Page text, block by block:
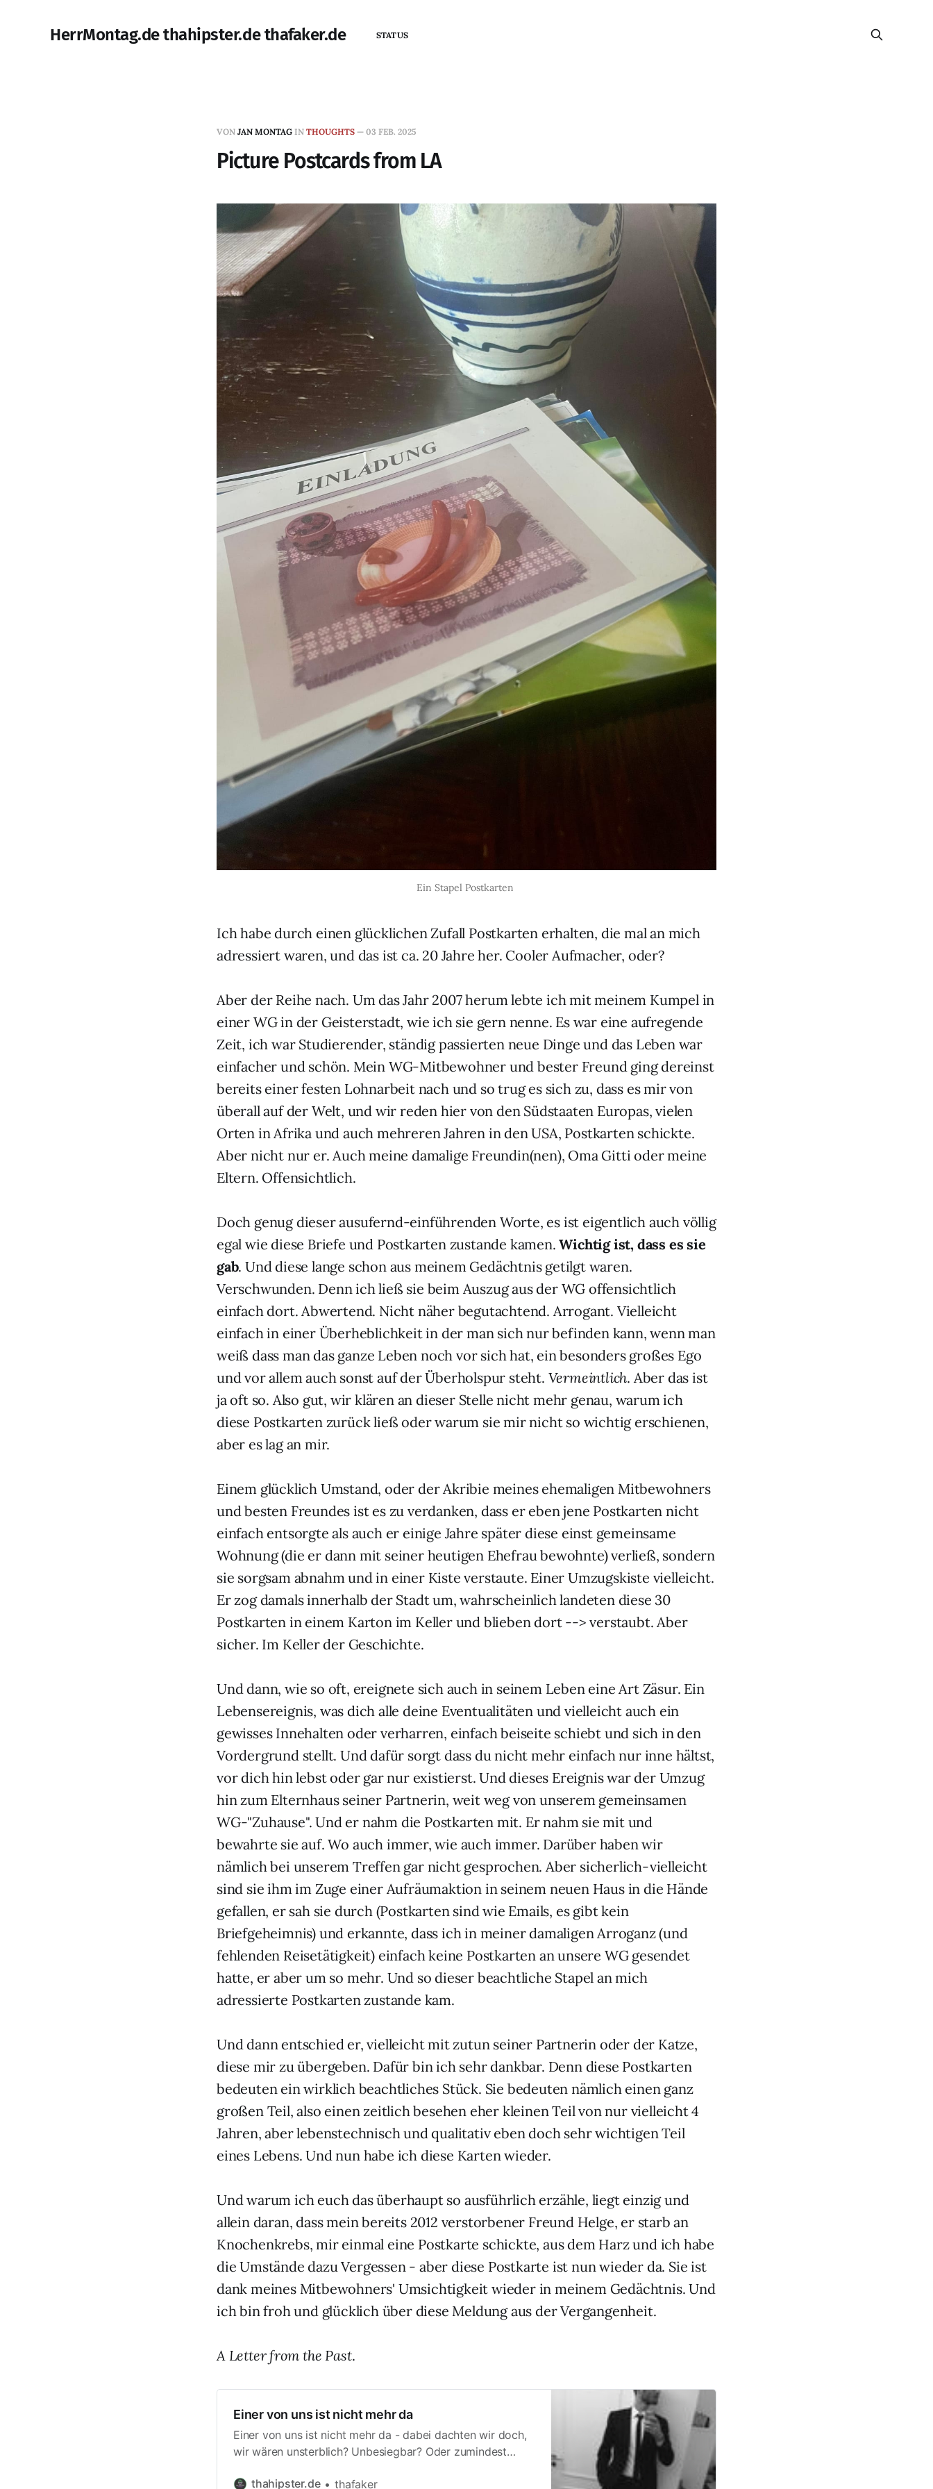
HerrMontag.de thahipster.de thafaker.de STATUS
VON JAN MONTAG IN THOUGHTS — 03 FEB. 2025
Picture Postcards from LA
Ein Stapel Postkarten
Ich habe durch einen glücklichen Zufall Postkarten erhalten, die mal an mich
adressiert waren, und das ist ca. 20 Jahre her. Cooler Aufmacher, oder?
Aber der Reihe nach. Um das Jahr 2007 herum lebte ich mit meinem Kumpel in
einer WG in der Geisterstadt, wie ich sie gern nenne. Es war eine aufregende
Zeit, ich war Studierender, ständig passierten neue Dinge und das Leben war
einfacher und schön. Mein WG-Mitbewohner und bester Freund ging dereinst
bereits einer festen Lohnarbeit nach und so trug es sich zu, dass es mir von
überall auf der Welt, und wir reden hier von den Südstaaten Europas, vielen
Orten in Afrika und auch mehreren Jahren in den USA, Postkarten schickte.
Aber nicht nur er. Auch meine damalige Freundin(nen), Oma Gitti oder meine
Eltern. Offensichtlich.
Doch genug dieser ausufernd-einführenden Worte, es ist eigentlich auch völlig
egal wie diese Briefe und Postkarten zustande kamen.Wichtig ist, dass es sie
gab. Und diese lange schon aus meinem Gedächtnis getilgt waren.
Verschwunden. Denn ich ließ sie beim Auszug aus der WG offensichtlich
einfach dort. Abwertend. Nicht näher begutachtend. Arrogant. Vielleicht
einfach in einer Überheblichkeit in der man sich nur befinden kann, wenn man
weiß dass man das ganze Leben noch vor sich hat, ein besonders großes Ego
und vor allem auch sonst auf der Überholspur steht. Vermeintlich. Aber das ist
ja oft so. Also gut, wir klären an dieser Stelle nicht mehr genau, warum ich
diese Postkarten zurück ließ oder warum sie mir nicht so wichtig erschienen,
aber es lag an mir.
Einem glücklich Umstand, oder der Akribie meines ehemaligen Mitbewohners
und besten Freundes ist es zu verdanken, dass er eben jene Postkarten nicht
einfach entsorgte als auch er einige Jahre später diese einst gemeinsame
Wohnung (die er dann mit seiner heutigen Ehefrau bewohnte) verließ, sondern
sie sorgsam abnahm und in einer Kiste verstaute. Einer Umzugskiste vielleicht.
Er zog damals innerhalb der Stadt um, wahrscheinlich landeten diese 30
Postkarten in einem Karton im Keller und blieben dort --> verstaubt. Aber
sicher. Im Keller der Geschichte.
Und dann, wie so oft, ereignete sich auch in seinem Leben eine Art Zäsur. Ein
Lebensereignis, was dich alle deine Eventualitäten und vielleicht auch ein
gewisses Innehalten oder verharren, einfach beiseite schiebt und sich in den
Vordergrund stellt. Und dafür sorgt dass du nicht mehr einfach nur inne hältst,
vor dich hin lebst oder gar nur existierst. Und dieses Ereignis war der Umzug
hin zum Elternhaus seiner Partnerin, weit weg von unserem gemeinsamen
WG-"Zuhause". Und er nahm die Postkarten mit. Er nahm sie mit und
bewahrte sie auf. Wo auch immer, wie auch immer. Darüber haben wir
nämlich bei unserem Treffen gar nicht gesprochen. Aber sicherlich-vielleicht
sind sie ihm im Zuge einer Aufräumaktion in seinem neuen Haus in die Hände
gefallen, er sah sie durch (Postkarten sind wie Emails, es gibt kein
Briefgeheimnis) und erkannte, dass ich in meiner damaligen Arroganz (und
fehlenden Reisetätigkeit) einfach keine Postkarten an unsere WG gesendet
hatte, er aber um so mehr. Und so dieser beachtliche Stapel an mich
adressierte Postkarten zustande kam.
Und dann entschied er, vielleicht mit zutun seiner Partnerin oder der Katze,
diese mir zu übergeben. Dafür bin ich sehr dankbar. Denn diese Postkarten
bedeuten ein wirklich beachtliches Stück. Sie bedeuten nämlich einen ganz
großen Teil, also einen zeitlich besehen eher kleinen Teil von nur vielleicht 4
Jahren, aber lebenstechnisch und qualitativ eben doch sehr wichtigen Teil
eines Lebens. Und nun habe ich diese Karten wieder.
Und warum ich euch das überhaupt so ausführlich erzähle, liegt einzig und
allein daran, dass mein bereits 2012 verstorbener Freund Helge, er starb an
Knochenkrebs, mir einmal eine Postkarte schickte, aus dem Harz und ich habe
die Umstände dazu Vergessen - aber diese Postkarte ist nun wieder da. Sie ist
dank meines Mitbewohners' Umsichtigkeit wieder in meinem Gedächtnis. Und
ich bin froh und glücklich über diese Meldung aus der Vergangenheit.
A Letter from the Past.
Einer von uns ist nicht mehr da
Einer von uns ist nicht mehr da - dabei dachten wir doch,
wir wären unsterblich? Unbesiegbar? Oder zumindest
vergehen! Sterben, das tun die anderen, die Alten, die
thahipster.de thafaker